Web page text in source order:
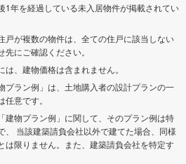
1年を経過している未入居物件が掲載されてい
戸が複数の物件は、全ての住戸に該当しない
にご確認ください。
は、建物価格は含まれません。
プラン例」は、土地購入者の設計プランの一
意です。
建物プラン例」に関して、そのプラン例は特
、 当該建築請負会社以外で建てた場合、同様
は限りません。また、建築請負会社を特定す